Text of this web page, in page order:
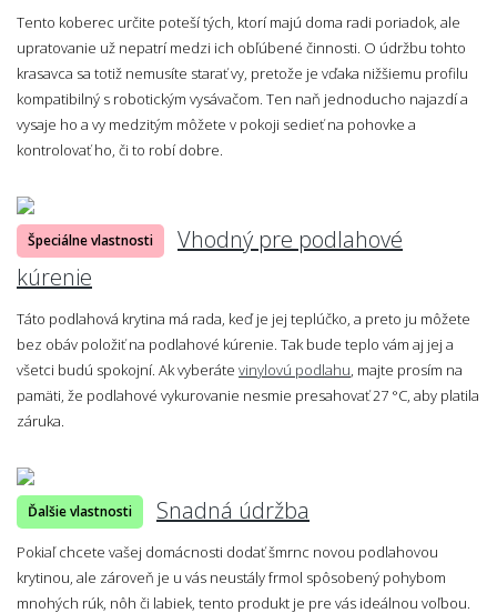
Tento koberec určite poteší tých, ktorí majú doma radi poriadok, ale
upratovanie už nepatrí medzi ich obľúbené činnosti. O údržbu tohto
krasavca sa totiž nemusíte starať vy, pretože je vďaka nižšiemu profilu
kompatibilný s robotickým vysávačom. Ten naň jednoducho najazdí a
vysaje ho a vy medzitým môžete v pokoji sedieť na pohovke a
kontrolovať ho, či to robí dobre.
Špeciálne vlastnosti
Vhodný pre podlahové
kúrenie
Táto podlahová krytina má rada, keď je jej teplúčko, a preto ju môžete
bez obáv položiť na podlahové kúrenie. Tak bude teplo vám aj jej a
všetci budú spokojní. Ak vyberáte vinylovú podlahu , majte prosím na
pamäti, že podlahové vykurovanie nesmie presahovať 27 °C, aby platila
záruka.
Ďalšie vlastnosti Snadná údržba
Pokiaľ chcete vašej domácnosti dodať šmrnc novou podlahovou
krytinou, ale zároveň je u vás neustály frmol spôsobený pohybom
mnohých rúk, nôh či labiek, tento produkt je pre vás ideálnou voľbou.